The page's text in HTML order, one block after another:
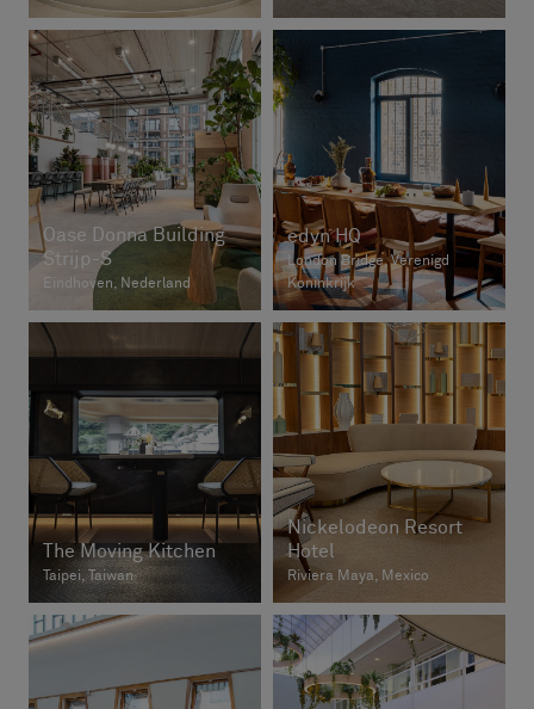
Oase Donna Building
Strijp-S
Eindhoven, Nederland
edyn HQ
London Bridge, Verenigd
Koninkrijk
The Moving Kitchen
Taipei, Taiwan
Nickelodeon Resort
Hotel
Riviera Maya, Mexico